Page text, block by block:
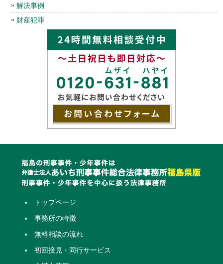
解決事例
財産犯罪
トップページ
事務所の特徴
無料相談の流れ
初回接見・同行サービス